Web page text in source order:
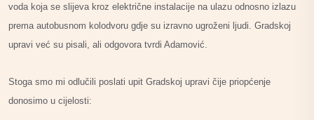
voda koja se slijeva kroz električne instalacije na ulazu odnosno izlazu
prema autobusnom kolodvoru gdje su izravno ugroženi ljudi. Gradskoj
upravi već su pisali, ali odgovora tvrdi Adamović.
Stoga smo mi odlučili poslati upit Gradskoj upravi čije priopćenje
donosimo u cijelosti: